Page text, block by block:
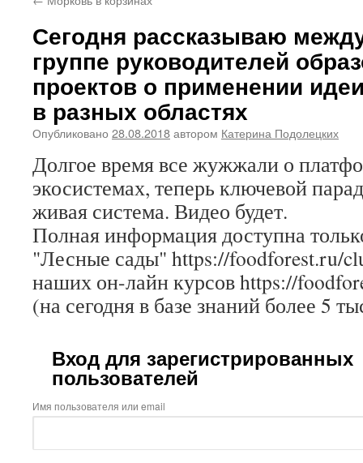
Сегодня рассказываю
группе руководителей
проектов о применении
в разных областях
Опубликовано 28.08.2018автором Катерина Подолецких
Долгое время все жужжали о
экосистемах, теперь ключевой
живая система. Видео будет.
Полная информация доступна
"Лесные сады" https://foodforest.ru/
наших он-лайн курсов https://
(на сегодня в базе знаний более 5
Вход для зарегистрированных
пользователей
Имя пользователя или email